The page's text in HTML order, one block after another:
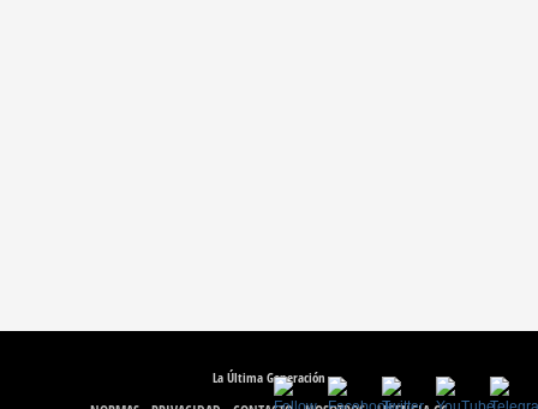
La Última Generación